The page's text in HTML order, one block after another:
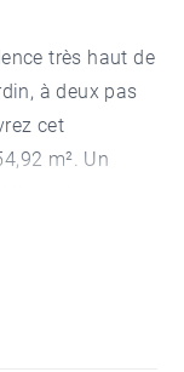
très haut de
à deux pas
cet
m². Un
pièce de vie
salle de bains